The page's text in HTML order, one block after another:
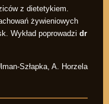
z dietetykiem.
żywieniowych
Wykład poprowadzi dr
Szłapka, A. Horzela